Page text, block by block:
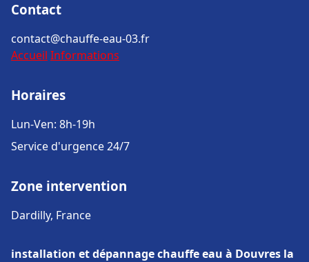
Contact
contact@chauffe-eau-03.fr
Accueil Informations
Horaires
Lun-Ven: 8h-19h
Service d'urgence 24/7
Zone intervention
Dardilly, France
installation et dépannage chauffe eau à Douvres la